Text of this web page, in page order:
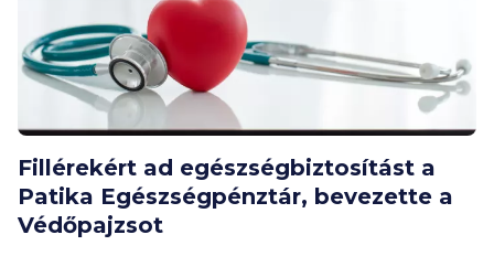
Fillérekért ad egészségbiztosítást a
Patika Egészségpénztár, bevezette a
Védőpajzsot